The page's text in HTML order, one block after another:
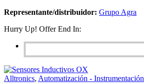
Representante/distribuidor: Grupo Agra
Hurry Up! Offer End In:
Alltronics, Automatización - Instrumentación